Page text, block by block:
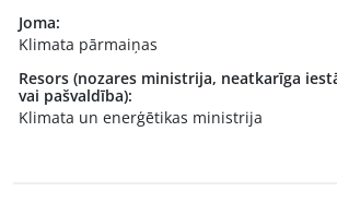
Joma:
Klimata pārmaiņas
Resors (nozares ministrija, neatkarīga
vai pašvaldība):
Klimata un enerģētikas ministrija